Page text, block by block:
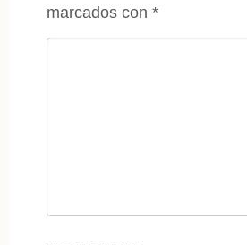
marcados con *